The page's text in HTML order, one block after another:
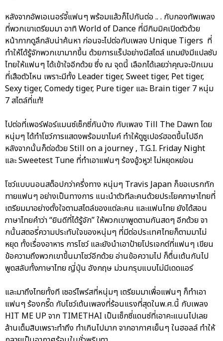
หลังจากอัพเอเนอร์จี้แฟนๆ พร้อมแล้วก็ไปกันต่อ .. . กับกองทัพเพลง
ที่พวกเขาเตรียมมา อาทิ World of Dance ที่มีกิมมิคเปิดตัวด้วย
หน้ากากดูลึกลับน่าค้นหา ก่อนจะไปต่อกับเพลง Unique Tigers ที่
ทำให้ได้รู้จักพวกเขามากขึ้น ด้วยการแร็ปอย่างมีสไตล์ แถมยังมีแปลซับ
ไทยให้แฟนๆ ได้เข้าใจอีกด้วย ซึ่ง ณ จุดนี้ เลือกได้เลยว่าคุณจะปักเมน
ที่เสือตัวไหน เพราะมีทั้ง Leader tiger, Sweet tiger, Pet tiger,
Sexy tiger, Comedy tiger, Pure tiger และ Brain tiger 7 หนุ่ม
7 สไตล์ที่แท้!
ไปต่อที่เพอร์ฟอร์แมนซ์เซ็กซี่กันบ้าง กับเพลง Till The Dawn โดย
หนุ่มๆ ได้ทำโชว์การแสดงพร้อมขาไมค์ ทำให้ดูซูเปอร์ฮอตขึ้นไปอีก
หลังจากนั้นก็ต่อด้วย Still on a journey , T.G.I. Friday Night
และ Sweetest Tune ที่ทำเอาแฟนๆ ร้องอู้วหูว! ไม่หยุดหย่อน
โชว์แบบนอนสต็อปกว่าครึ่งทาง หนุ่มๆ Travis Japan ก็ขอเบรกทัก
ทายแฟนๆ อย่างเป็นทางการ แนะนำตัวทีละคนด้วยประโยคภาษาไทยที่
เตรียมมาอย่างตั้งใจตามสไตล์ของแต่ละคน และแฟนไทย ยังได้สอน
ภาษาไทยคำว่า “ยินดีที่ได้รู้จัก” ให้พวกเขาพูดตามกันสดๆ อีกด้วย จา
กนั้นสตอรี่ความประทับใจของหนุ่มๆ ที่มีต่อประเทศไทยก็ตามมาไม่
หยุด ทั้งเรื่องอาหาร การโชว์ และยังนำเอาป้ายโปรเจกต์ที่แฟนๆ เขียน
ข้อความถึงพวกเขาขึ้นมาโชว์อีกด้วย อ่านข้อความไป ก็ตื่นเต้นกันไป
พูดสลับทั้งภาษาไทย ญี่ปุ่น อังกฤษ ม่วนกรุบแบบไม่มีเดดแอร์
และมาถึงไทยทั้งที เซอร์ไพร์สที่หนุ่มๆ เตรียมมาเพื่อแฟนๆ ก็ทำเอา
แฟนๆ ร้องกรี๊ด กับโชว์เต้นเพลงที่ร้อนแรงที่สุดในพ.ศ.นี้ กับเพลง
HIT ME UP จาก TIMETHAI เป็นเซ็กซี่แดนซ์ที่เอาคะแนนไปเลย
ล้านเต็มสิบเพราะทำถึง ทำเกินไปมาก จากอากาศเย็นๆ ในฮอลล์ ทำให้